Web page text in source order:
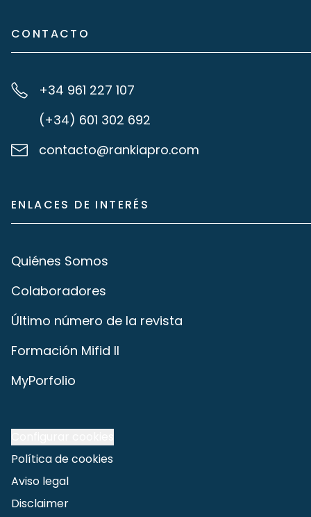
CONTACTO
+34 961 227 107
(+34) 601 302 692
contacto@rankiapro.com
ENLACES DE INTERÉS
Quiénes Somos
Colaboradores
Último número de la revista
Formación Mifid II
MyPorfolio
Política de cookies
Aviso legal
Disclaimer